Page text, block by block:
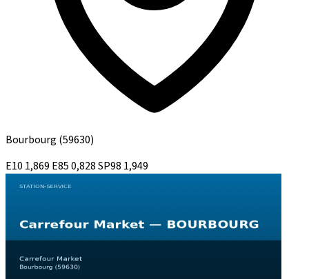
Bourbourg (59630)
E10 1,869 E850,828SP98 1,949